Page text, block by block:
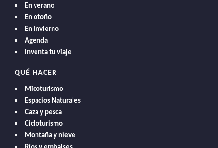
En verano
En otoño
En Invierno
Agenda
Inventa tu viaje
QUÉ HACER
Micoturismo
Espacios Naturales
Caza y pesca
Cicloturismo
Montaña y nieve